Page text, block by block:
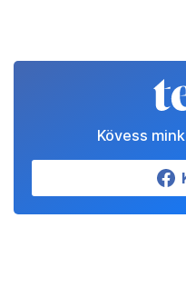
Kövess